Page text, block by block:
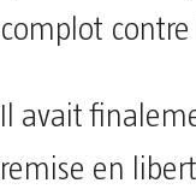
complot contre
Il avait
remise en